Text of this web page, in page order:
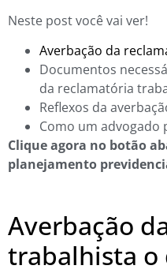
Neste post você vai ver!
Averbação da
Documentos
da reclamatória
Reflexos da
Como um advogado
Clique agora no botão
planejamento
Averbação
trabalhista o